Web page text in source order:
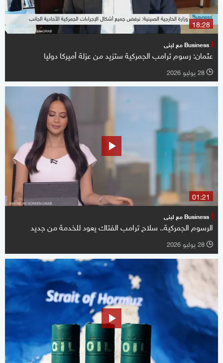
18:28
Business مع لبنى
عثمان: رسوم ترامب الجمركية ستزيد من عزلة أميركا دوليا
l 28 يوليو 2026
01:21
Business مع لبنى
الرسوم الجمركية.. سلاح ترامب الفتاك يعود للخدمة من جديد
l 28 يوليو 2026